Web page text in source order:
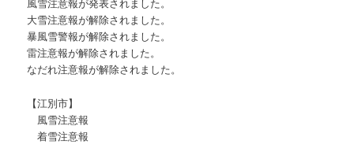
風雪注意報が発表されました。
大雪注意報が解除されました。
暴風雪警報が解除されました。
雷注意報が解除されました。
なだれ注意報が解除されました。
【江別市】
風雪注意報
着雪注意報